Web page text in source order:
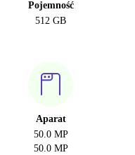
Pojemność
512 GB
Aparat
50.0 MP
50.0 MP